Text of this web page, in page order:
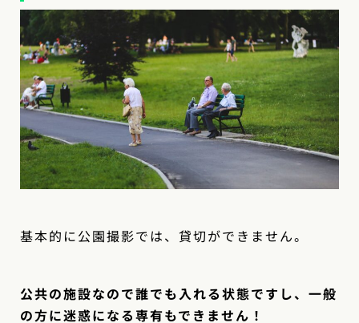
基本的に公園撮影では、貸切ができません。
公共の施設なので誰でも入れる状態ですし、一般
の方に迷惑になる専有もできません！